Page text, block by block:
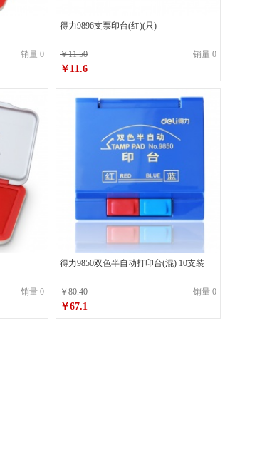
销量 0
得力9896支票印台(红)(只)
￥11.50 销量 0
￥11.6
销量 0
得力9850双色半自动打印台(混) 10支装
￥80.40 销量 0
￥67.1